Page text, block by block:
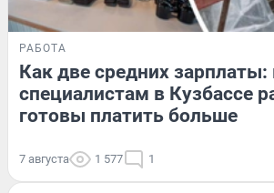
РАБОТА
Как две средних
специалистам в Кузбассе
готовы платить больше
7 августа 1 577 1